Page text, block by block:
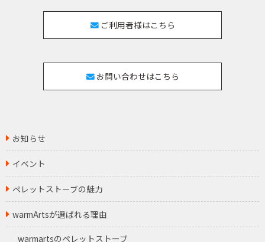
ご利用者様はこちら
お問い合わせはこちら
お知らせ
イベント
ペレットストーブの魅力
warmArtsが選ばれる理由
warmartsのペレットストーブ